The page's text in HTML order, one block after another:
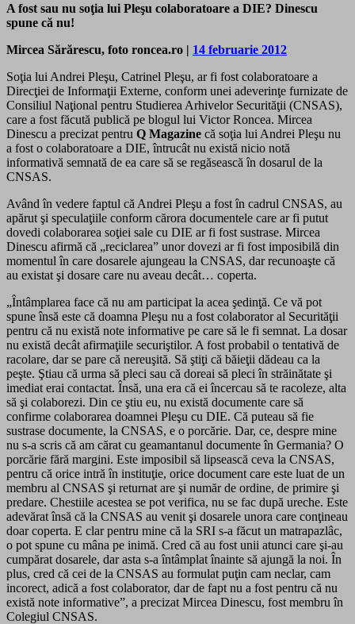
A fost sau nu soţia lui Pleşu colaboratoare a DIE? Dinescu
spune că nu!
Mircea Sărărescu, foto roncea.ro | 14 februarie 2012
Soţia lui Andrei Pleşu, Catrinel Pleşu, ar fi fost colaboratoare a
Direcţiei de Informaţii Externe, conform unei adeverinţe furnizate de
Consiliul Naţional pentru Studierea Arhivelor Securităţii (CNSAS),
care a fost făcută publică pe blogul lui Victor Roncea. Mircea
Dinescu a precizat pentru Q Magazine că soţia lui Andrei Pleşu nu
a fost o colaboratoare a DIE, întrucât nu există nicio notă
informativă semnată de ea care să se regăsească în dosarul de la
CNSAS.
Având în vedere faptul că Andrei Pleşu a fost în cadrul CNSAS, au
apărut şi speculaţiile conform cărora documentele care ar fi putut
dovedi colaborarea soţiei sale cu DIE ar fi fost sustrase. Mircea
Dinescu afirmă că „reciclarea” unor dovezi ar fi fost imposibilă din
momentul în care dosarele ajungeau la CNSAS, dar recunoaşte că
au existat şi dosare care nu aveau decât… coperta.
„Întâmplarea face că nu am participat la acea şedinţă. Ce vă pot
spune însă este că doamna Pleşu nu a fost colaborator al Securităţii
pentru că nu există note informative pe care să le fi semnat. La dosar
nu există decât afirmaţiile securiştilor. A fost probabil o tentativă de
racolare, dar se pare că nereuşită. Să ştiţi că băieţii dădeau ca la
peşte. Ştiau că urma să pleci sau că doreai să pleci în străinătate şi
imediat erai contactat. Însă, una era că ei încercau să te racoleze, alta
să şi colaborezi. Din ce ştiu eu, nu există documente care să
confirme colaborarea doamnei Pleşu cu DIE. Că puteau să fie
sustrase documente, la CNSAS, e o porcărie. Dar, ce, despre mine
nu s-a scris că am cărat cu geamantanul documente în Germania? O
porcărie fără margini. Este imposibil să lipsească ceva la CNSAS,
pentru că orice intră în instituţie, orice document care este luat de un
membru al CNSAS şi returnat are şi număr de ordine, de primire şi
predare. Chestiile acestea se pot verifica, nu se fac după ureche. Este
adevărat însă că la CNSAS au venit şi dosarele unora care conţineau
doar coperta. E clar pentru mine că la SRI s-a făcut un matrapazlâc,
o pot spune cu mâna pe inimă. Cred că au fost unii atunci care şi-au
cumpărat dosarele, dar asta s-a întâmplat înainte să ajungă la noi. În
plus, cred că cei de la CNSAS au formulat puţin cam neclar, cam
incorect, adică a fost colaborator, dar de fapt nu a fost pentru că nu
există note informative”, a precizat Mircea Dinescu, fost membru în
Colegiul CNSAS.